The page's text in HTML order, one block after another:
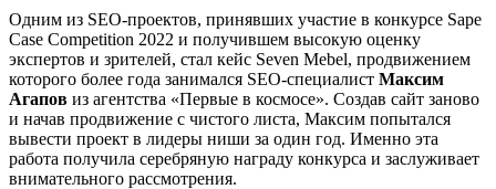
Одним из SEO-проектов, принявших участие в конкурсе Sape
Case Competition 2022 и получившем высокую оценку
экспертов и зрителей, стал кейс Seven Mebel, продвижением
которого более года занимался SEO-специалист Максим
Агапов из агентства «Первые в космосе». Создав сайт заново
и начав продвижение с чистого листа, Максим попытался
вывести проект в лидеры ниши за один год. Именно эта
работа получила серебряную награду конкурса и заслуживает
внимательного рассмотрения.